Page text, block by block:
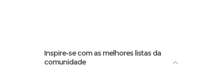
Inspire-se com as melhores listas da
comunidade